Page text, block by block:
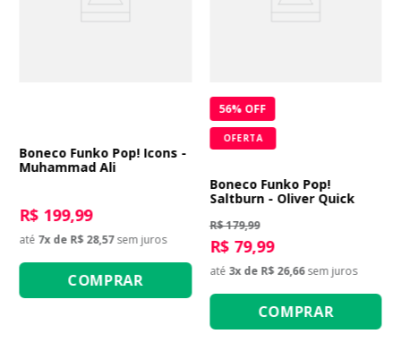
Boneco Funko Pop! Icons -
Muhammad Ali
R$ 199,99
até 7x de R$ 28,57 sem juros
COMPRAR
56% OFF
OFERTA
Boneco Funko Pop!
Saltburn - Oliver Quick
R$ 179,99
R$ 79,99
até 3x de R$ 26,66 sem juros
COMPRAR